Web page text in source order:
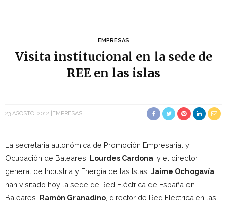
EMPRESAS
Visita institucional en la sede de
REE en las islas
23 AGOSTO, 2012 EMPRESAS
La secretaria autonómica de Promoción Empresarial y
Ocupación de Baleares, Lourdes Cardona , y el director
general de Industria y Energía de las Islas, Jaime Ochogavía
han visitado hoy la sede de Red Eléctrica de España en
Baleares. Ramón Granadino , director de Red Eléctrica en las